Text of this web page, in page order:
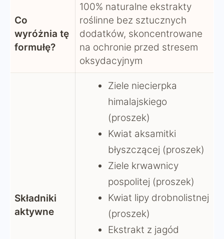
Co
wyróżnia tę
formułę?
100% naturalne ekstrakty
roślinne bez sztucznych
dodatków, skoncentrowane
na ochronie przed stresem
oksydacyjnym
Składniki
aktywne
Ziele niecierpka
himalajskiego
(proszek)
Kwiat aksamitki
błyszczącej (proszek)
Ziele krwawnicy
pospolitej (proszek)
Kwiat lipy drobnolistnej
(proszek)
Ekstrakt z jagód